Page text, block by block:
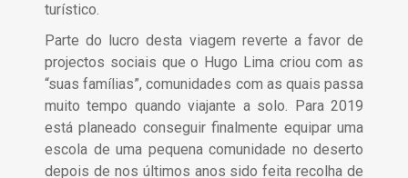
turístico.
Parte do lucro desta viagem reverte a favor de
projectos sociais que o Hugo Lima criou com as
“suas famílias”, comunidades com as quais passa
muito tempo quando viajante a solo. Para 2019
está planeado conseguir finalmente equipar uma
escola de uma pequena comunidade no deserto
depois de nos últimos anos sido feita recolha de